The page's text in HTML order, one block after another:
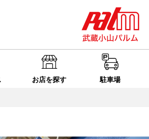
お店を探す 駐車場